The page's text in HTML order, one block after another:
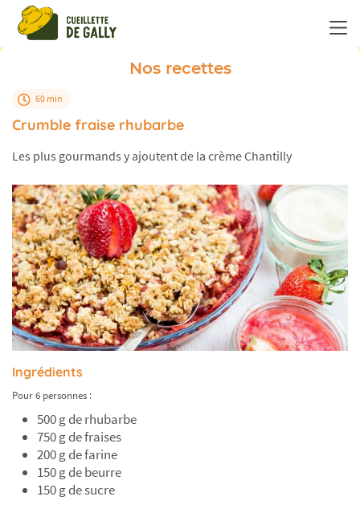
Nos recettes
60 min
Crumble fraise rhubarbe
Les plus gourmands y ajoutent de la crème Chantilly
Ingrédients
Pour 6 personnes :
500 g de rhubarbe
750 g de fraises
200 g de farine
150 g de beurre
150 g de sucre
Panneau de gestion des cookies